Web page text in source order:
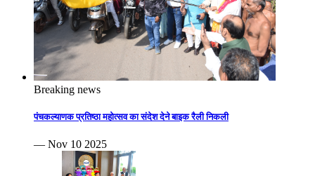
Breaking news
पंचकल्याणक प्रतिष्ठा महोत्सव का संदेश देने बाइक रैली निकली
— Nov 10 2025